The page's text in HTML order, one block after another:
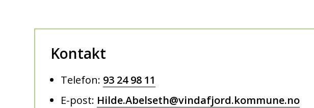
Kontakt
Telefon: 93 24 98 11
E-post: Hilde.Abelseth@vindafjord.kommune.no